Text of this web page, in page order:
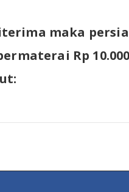
maka
Rp